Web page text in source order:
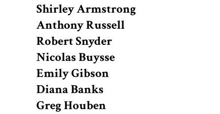
Shirley Armstrong
Anthony Russell
Robert Snyder
Nicolas Buysse
Emily Gibson
Diana Banks
Greg Houben